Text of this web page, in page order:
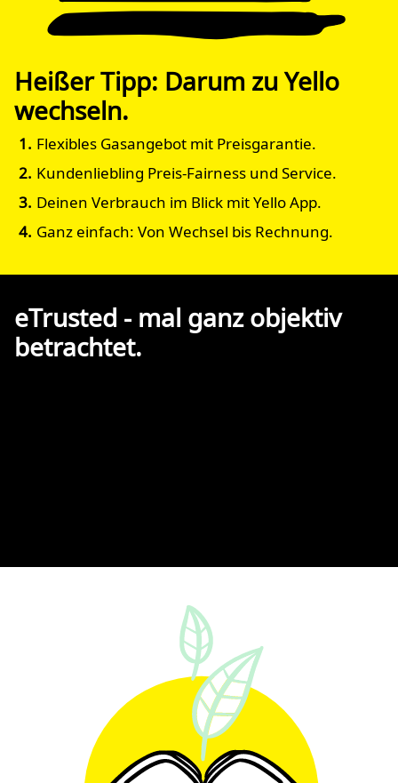
Heißer Tipp: Darum zu Yello
wechseln.
Flexibles Gasangebot mit Preisgarantie.
Kundenliebling Preis-Fairness und Service.
Deinen Verbrauch im Blick mit Yello App.
Ganz einfach: Von Wechsel bis Rechnung.
eTrusted - mal ganz objektiv
betrachtet.